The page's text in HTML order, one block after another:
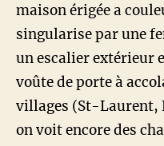
maison érigée a
singularise par une
un escalier extérieur
voûte de porte à
villages (St-Laurent,
on voit encore des